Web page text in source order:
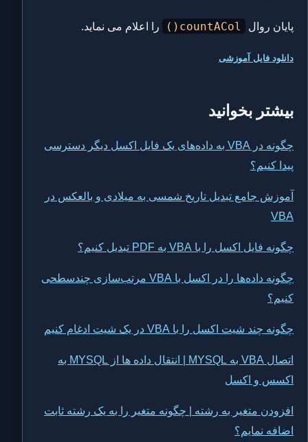
پایان روال countACol() را اعلام می نماید.
دانلود فایل آموزشی
بیشتر بخوانید
چگونه در VBA به داده‌های یک فایل اکسل دیگر دسترسی
پیدا کنیم؟
آموزش جامع تبدیل تاریخ شمسی به میلادی و بالعکس در
VBA
چگونه فایل اکسل را با VBA به PDF تبدیل کنیم؟
چگونه داده‌ها را در اکسل با VBA مرتب‌سازی چندسطحی
کنیم؟
چگونه چند شیت اکسل را با VBA در یک شیت ادغام کنیم
اتصال VBA به MYSQL | انتقال داده ها از MYSQL به
اکسس و اکسل
افزودن متغیر به رشته | چگونه متغیر را به یک رشته ثابت
اضافه نمایم؟